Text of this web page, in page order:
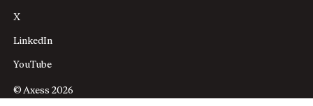
X
LinkedIn
YouTube
© Axess 2026